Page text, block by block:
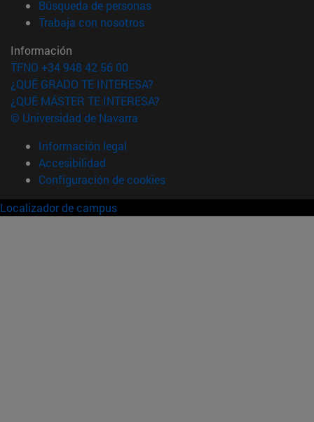
Búsqueda de personas(abre en nueva ventana)
Trabaja con nosotros(abre en nueva ventana)
Información
TFNO +34 948 42 56 00
¿QUÉ GRADO TE INTERESA?
¿QUÉ MÁSTER TE INTERESA?
© Universidad de Navarra
Información legal
Accesibilidad
Configuración de cookies
Localizador de campus